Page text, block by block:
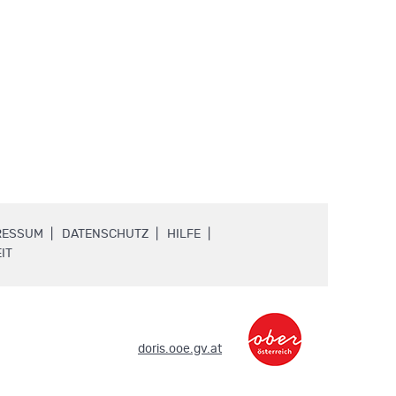
DATENSCHUTZ HILFE
.
doris.ooe.gv.at.